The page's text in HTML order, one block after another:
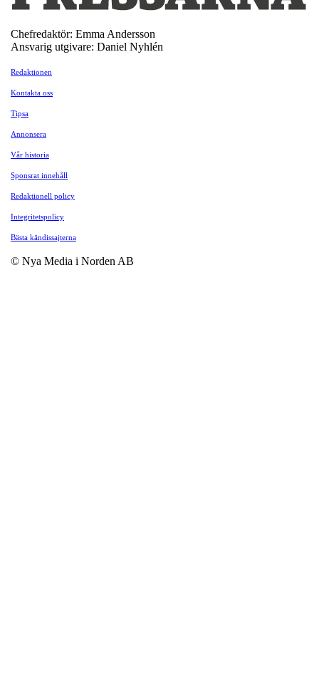
Chefredaktör: Emma Andersson
Ansvarig utgivare: Daniel Nyhlén
Redaktionen
Kontakta oss
Tipsa
Annonsera
Vår historia
Sponsrat innehåll
Redaktionell policy
Integritetspolicy
Bästa kändissajterna
© Nya Media i Norden AB